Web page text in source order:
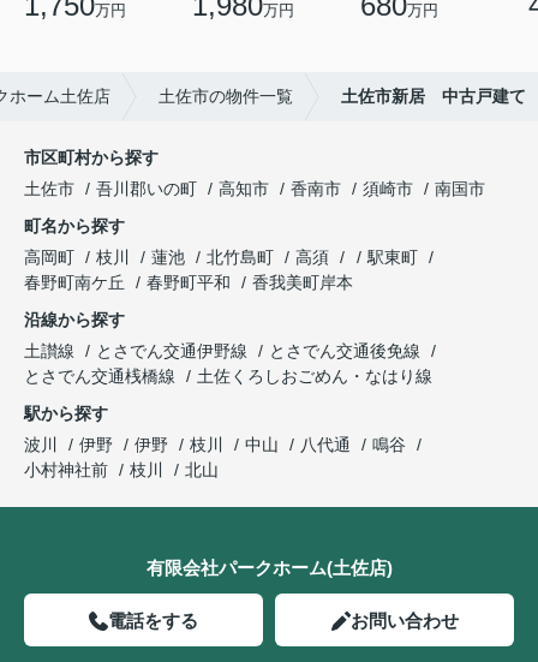
万円 万円 万円
ホーム土佐店 土佐市の物件一覧 土佐市新居 中古戸建て
市区町村から探す
土佐市
吾川郡いの町 高知市 香南市 須崎市
南国市
町名から探す
高岡町
枝川 蓮池 北竹島町 高須
駅東町
春野町南ケ丘
春野町平和
香我美町岸本
沿線から探す
土讃線
とさでん交通伊野線
とさでん交通後免線
とさでん交通桟橋線
土佐くろしおごめん・なはり線
駅から探す
波川
伊野 伊野 枝川 中山 八代通
鳴谷
小村神社前
枝川 北山
有限会社パークホーム(土佐店)
電話をする お問い合わせ